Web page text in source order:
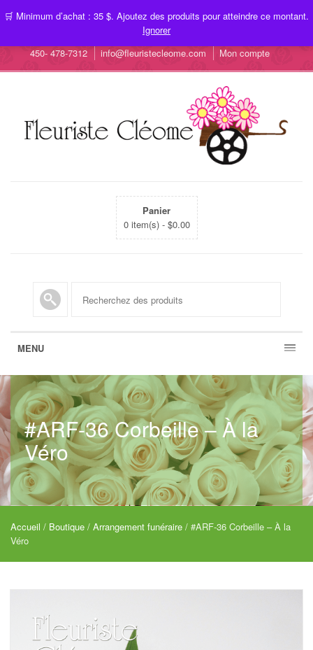
450- 478-7312 info@fleuristecleome.com Mon compte
Panier
0 item(s) - $0.00
MENU
#ARF-36 Corbeille – À la
Véro
Accueil / Boutique / Arrangement funéraire / #ARF-36 Corbeille – À la
Véro
🛒 Minimum d’achat : 35 $. Ajoutez des produits pour atteindre ce montant.
Ignorer